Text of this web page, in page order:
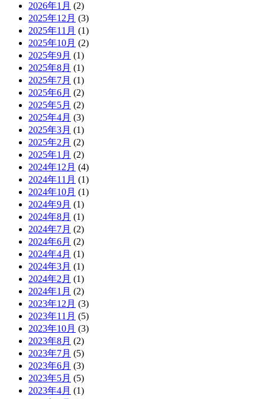
2026年1月 (2)
2025年12月 (3)
2025年11月 (1)
2025年10月 (2)
2025年9月 (1)
2025年8月 (1)
2025年7月 (1)
2025年6月 (2)
2025年5月 (2)
2025年4月 (3)
2025年3月 (1)
2025年2月 (2)
2025年1月 (2)
2024年12月 (4)
2024年11月 (1)
2024年10月 (1)
2024年9月 (1)
2024年8月 (1)
2024年7月 (2)
2024年6月 (2)
2024年4月 (1)
2024年3月 (1)
2024年2月 (1)
2024年1月 (2)
2023年12月 (3)
2023年11月 (5)
2023年10月 (3)
2023年8月 (2)
2023年7月 (5)
2023年6月 (3)
2023年5月 (5)
2023年4月 (1)